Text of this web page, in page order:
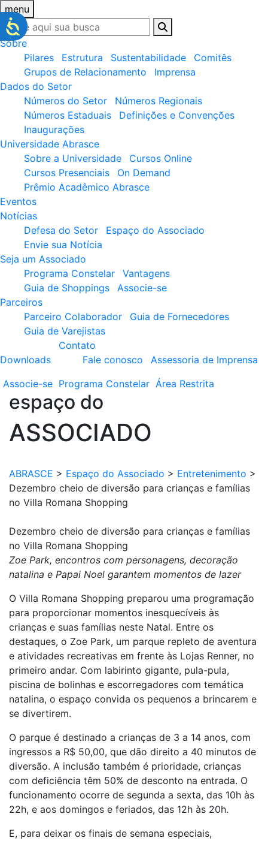
menu
Sobre
Pilares
Estrutura Sustentabilidade
Comitês
Grupos de Relacionamento
Imprensa
Dados do Setor
Números do Setor
Números Regionais
Números Estaduais
Definições e Convenções
Inaugurações
Universidade Abrasce
Sobre a Universidade
Cursos Online
Cursos Presenciais
On Demand
Prêmio Acadêmico Abrasce
Eventos
Notícias
Defesa do Setor
Espaço do Associado
Envie sua Notícia
Seja um Associado
Programa Constelar
Vantagens
Guia de Shoppings
Associe-se
Parceiros
Parceiro Colaborador
Guia de Fornecedores
Guia de Varejistas
Downloads
Contato
Fale conosco
Assessoria de Imprensa
Associe-se Programa Constelar Área Restrita
espaço do
ASSOCIADO
ABRASCE > Espaço do Associado > Entretenimento >
Dezembro cheio de diversão para crianças e famílias
no Villa Romana Shopping
Dezembro cheio de diversão para crianças e famílias
no Villa Romana Shopping
Zoe Park, encontros com personagens, decoração
natalina e Papai Noel garantem momentos de lazer
O Villa Romana Shopping preparou uma programação
para proporcionar momentos inesquecíveis às
crianças e suas famílias neste Natal. Entre os
destaques, o Zoe Park, um parque repleto de aventura
e atividades recreativas em frente às Lojas Renner, no
primeiro andar. Com labirinto gigante, pula-pula,
piscina de bolinhas e escorregadores com temática
natalina, o espaço convida os pequenos a brincarem e
se divertirem.
O parque é destinado a crianças de 3 a 14 anos, com
ingressos a R$ 50,00, que dão direito a 40 minutos de
diversão. A inclusão também é prioridade, crianças
com deficiência têm 50% de desconto na entrada. O
funcionamento ocorre de segunda a sexta, das 10h às
22h, e aos domingos e feriados, das 12h às 20h.
E, para deixar os finais de semana especiais,